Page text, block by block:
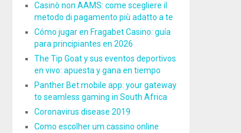
Casinò non AAMS: come scegliere il
metodo di pagamento più adatto a te
Cómo jugar en Fragabet Casino: guía
para principiantes en 2026
The Tip Goat y sus eventos deportivos
en vivo: apuesta y gana en tiempo
Panther Bet mobile app: your gateway
to seamless gaming in South Africa
Coronavirus disease 2019
Como escolher um cassino online